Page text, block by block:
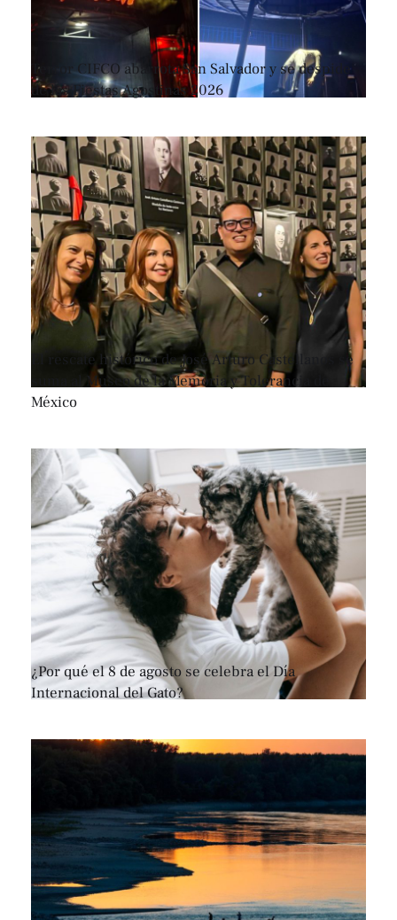
Terror CIFCO abarrota San Salvador y se despide
de las Fiestas Agostinas 2026
El rescate histórico de José Arturo Castellanos se
suma al Museo de la Memoria y Tolerancia de
México
¿Por qué el 8 de agosto se celebra el Día
Internacional del Gato?